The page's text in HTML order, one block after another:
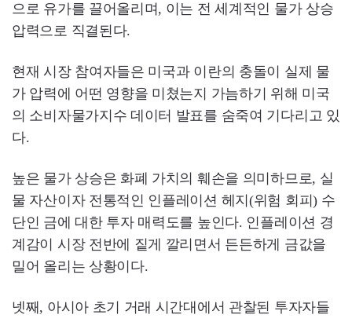
으로 유가를 끌어올리며, 이는 전 세계적인 물가 상승
압력으로 직결된다.
현재 시장 참여자들은 미국과 이란의 충돌이 실제 물
가 압력에 어떤 영향을 미쳤는지 가늠하기 위해 미국
의 소비자물가지수 데이터 발표를 숨죽여 기다리고 있
다.
높은 물가 상승은 화폐 가치의 훼손을 의미하므로, 실
물 자산이자 전통적인 인플레이션 헤지(위험 회피) 수
단인 금에 대한 투자 매력도를 높인다. 인플레이션 경
계감이 시장 전반에 짙게 깔리면서 든든하게 금값을
밀어 올리는 상황이다.
넷째, 아시아 초기 거래 시간대에서 관찰된 투자자들